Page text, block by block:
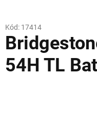
54H TL
Kód: 17414